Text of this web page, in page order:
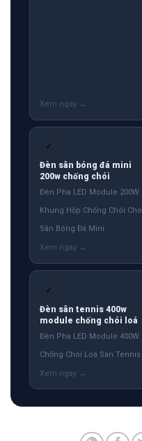
✓
Đèn sân bóng đá mini
200w chống chói
Đèn Pha LED Module 200W
Khung Hộp Chống Chói Cho
Sân Bóng Đá Mini
✓
Đèn sân tennis 400w
module chống chói loá
Đèn Pha LED Module 400W
Chống Chói Loá Sân Tennis